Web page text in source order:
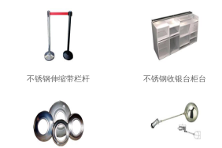
不锈钢伸缩带栏杆 不锈钢收银台柜台